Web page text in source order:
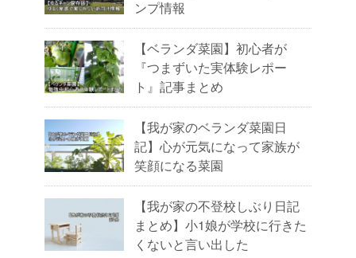
ンプ情報
【ベランダ菜園】初心者が
『つまずいた実体験レポー
ト』記事まとめ
【我が家のベランダ菜園日
記】心が元気になって家族が
笑顔になる菜園
【我が家の不登校しぶり日記
まとめ】小1娘が学校に行きた
くないと言い出した